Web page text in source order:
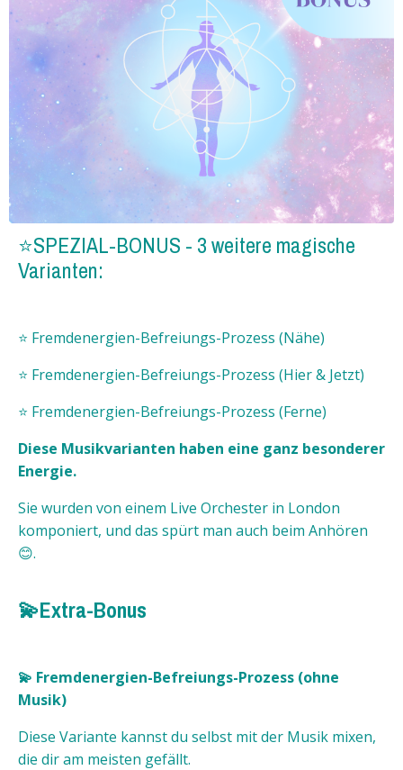
⭐SPEZIAL-BONUS - 3 weitere magische
Varianten:
⭐️ Fremdenergien-Befreiungs-Prozess (Nähe)
⭐️ Fremdenergien-Befreiungs-Prozess (Hier & Jetzt)
⭐️ Fremdenergien-Befreiungs-Prozess (Ferne)
Diese Musikvarianten haben eine ganz besonderer
Energie.
Sie wurden von einem Live Orchester in London
komponiert, und das spürt man auch beim Anhören
😊.
💫Extra-Bonus
💫 Fremdenergien-Befreiungs-Prozess (ohne
Musik)
Diese Variante kannst du selbst mit der Musik mixen,
die dir am meisten gefällt.